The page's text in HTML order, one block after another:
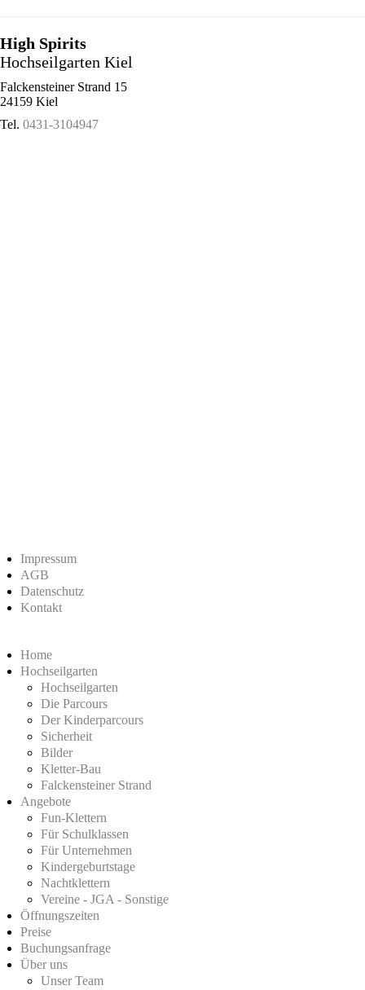
High Spirits
Hochseilgarten Kiel
Falckensteiner Strand 15
24159 Kiel
Tel. 0431-3104947
Impressum
AGB
Datenschutz
Kontakt
Home
Hochseilgarten
Hochseilgarten
Die Parcours
Der Kinderparcours
Sicherheit
Bilder
Kletter-Bau
Falckensteiner Strand
Angebote
Fun-Klettern
Für Schulklassen
Für Unternehmen
Kindergeburtstage
Nachtklettern
Vereine - JGA - Sonstige
Öffnungszeiten
Preise
Buchungsanfrage
Über uns
Unser Team